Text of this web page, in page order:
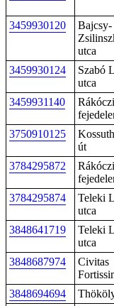
3459930120
Bajcsy-
utca
3459930124
Szabó
utca
3459931140
Rákóczi
3750910125
út
3784295872
Rákóczi
3784295874
Teleki
utca
3848641719
Teleki
utca
3848687974
Civitas
3848694694